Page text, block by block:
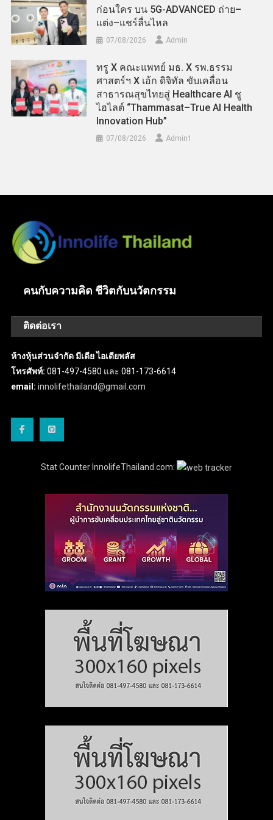
ก่อนใคร บน 5G-ADVANCED ถ่าย–
แต่ง–แชร์ลื่นไหล
07/08/2026 Admin
ทรู X คณะแพทย์ มธ. X รพ.ธรรม
ศาสตร์ฯ X เอ้ก ดิจิทัล ขับเคลื่อน
สาธารณสุขไทยสู่ Healthcare AI ชู
ไฮไลต์ “Thammasat–True AI Health
Innovation Hub”
07/08/2026 Admin​1
คนกับความคิด ชีวิตกับนวัตกรรม
ติดต่อเรา
ห้างหุ้นส่วนจำกัด มีเดีย ไอเดียพลัส
โทรศัพท์: 081-497-4580 และ 081-173-6614
email: innolifethailand@gmail.com
Stat Counter InnolifeThailand.com: